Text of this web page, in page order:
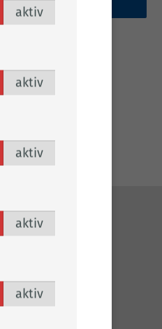
aktiv
aktiv
aktiv
aktiv
aktiv